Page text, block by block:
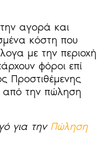
αγορά και
κόστη που
με την περιοχή
φόροι επί
Προστιθέμενης
από την πώληση
για την Πώληση